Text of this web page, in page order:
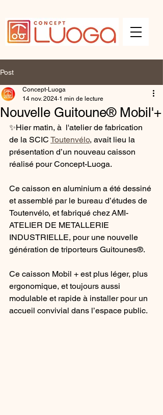
Post
Nouvelle Guitoune® Mobil'+
Concept-Luoga
14 nov. 2024 1 min de lecture
✨Hier matin, à  l'atelier de fabrication
de la SCIC Toutenvélo, avait lieu la
présentation d’un nouveau caisson
réalisé pour Concept-Luoga.
Ce caisson en aluminium a été dessiné
et assemblé par le bureau d’études de
Toutenvélo, et fabriqué chez AMI-
ATELIER DE METALLERIE
INDUSTRIELLE, pour une nouvelle
génération de triporteurs Guitounes®.
Ce caisson Mobil + est plus léger, plus
ergonomique, et toujours aussi
modulable et rapide à installer pour un
accueil convivial dans l’espace public.